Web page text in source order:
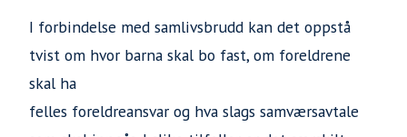
I forbindelse med samlivsbrudd kan det oppstå
tvist om hvor barna skal bo fast, om foreldrene
skal ha
felles foreldreansvar og hva slags samværsavtale